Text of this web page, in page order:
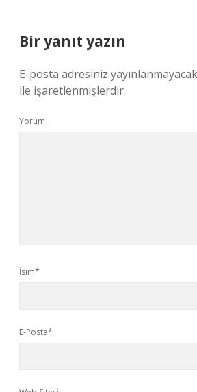
Bir yanıt yazın
E-posta adresiniz
ile işaretlenmişlerdir
Yorum
İsim*
E-Posta*